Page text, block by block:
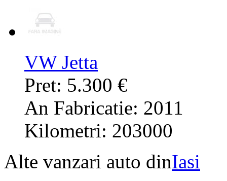
VW Jetta
Pret: 5.300 €
An Fabricatie: 2011
Kilometri: 203000
Alte vanzari auto dinIasi